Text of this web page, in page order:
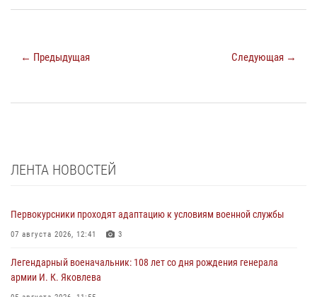
← Предыдущая Следующая →
ЛЕНТА НОВОСТЕЙ
Первокурсники проходят адаптацию к условиям военной службы
07 августа 2026, 12:41 3
Легендарный военачальник: 108 лет со дня рождения генерала
армии И. К. Яковлева